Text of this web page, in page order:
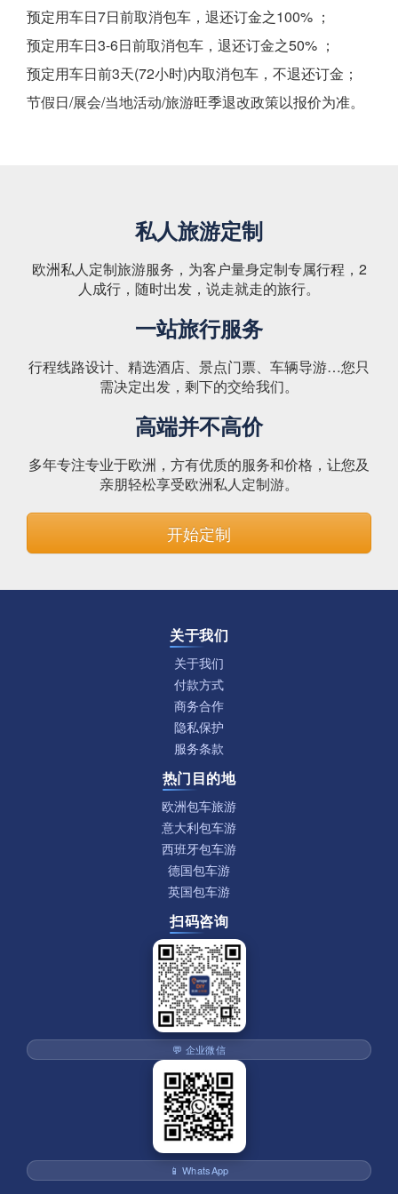
预定用车日7日前取消包车，退还订金之100% ；
预定用车日3-6日前取消包车，退还订金之50% ；
预定用车日前3天(72小时)内取消包车，不退还订金；
节假日/展会/当地活动/旅游旺季退改政策以报价为准。
私人旅游定制
欧洲私人定制旅游服务，为客户量身定制专属行程，2
人成行，随时出发，说走就走的旅行。
一站旅行服务
行程线路设计、精选酒店、景点门票、车辆导游…您只
需决定出发，剩下的交给我们。
高端并不高价
多年专注专业于欧洲，方有优质的服务和价格，让您及
亲朋轻松享受欧洲私人定制游。
开始定制
关于我们
关于我们
付款方式
商务合作
隐私保护
服务条款
热门目的地
欧洲包车旅游
意大利包车游
西班牙包车游
德国包车游
英国包车游
扫码咨询
💬 企业微信
📱 WhatsApp